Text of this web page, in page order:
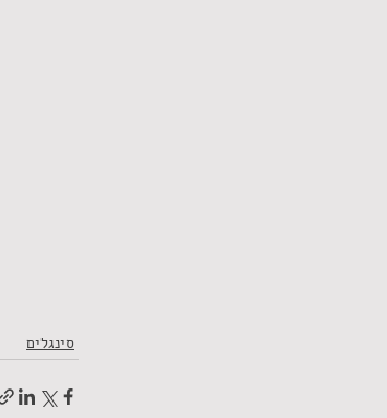
סינגלים